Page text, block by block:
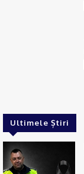
Ultimele Știri